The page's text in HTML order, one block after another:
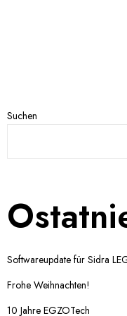
Suchen
Softwareupdate für Sidra
Frohe Weihnachten!
10 Jahre EGZOTech